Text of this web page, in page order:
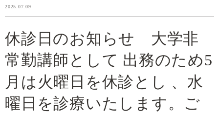
2025.07.09
休診日のお知らせ 大学非
常勤講師として 出務のため5
月は火曜日を休診とし 、水
曜日を診療いたします。ご